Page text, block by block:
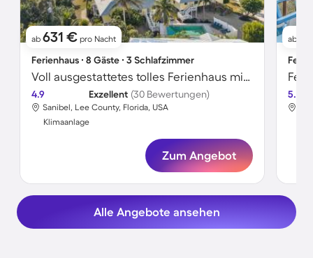
ab 631 € pro Nacht
Ferienhaus ∙ 8 Gäste ∙ 3 Schlafzimmer
Voll ausgestattetes tolles Ferienhaus mit Grill und beheiztem Pool | Naturblick | Nah am Strand
4.9 Exzellent (30 Bewertungen)
Sanibel, Lee County, Florida, USA
Klimaanlage
Zum Angebot
ab
5.0
Alle Angebote ansehen